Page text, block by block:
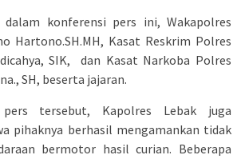
konferensi pers ini, Wakapolres
Hartono.SH.MH, Kasat Reskrim Polres
SIK, dan Kasat Narkoba Polres
SH, beserta jajaran.
tersebut, Kapolres Lebak juga
pihaknya berhasil mengamankan tidak
bermotor hasil curian. Beberapa